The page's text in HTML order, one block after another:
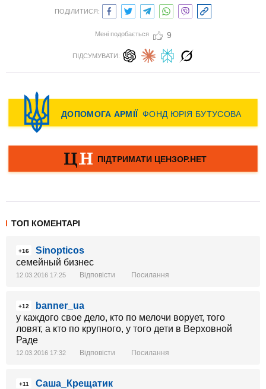
ПОДІЛИТИСЯ:
Мені подобається 9
ПІДСУМУВАТИ:
ТОП КОМЕНТАРІ
+16
Sinopticos
семейный бизнес
12.03.2016 17:25 Відповісти Посилання
+12
banner_ua
у каждого свое дело, кто по мелочи ворует, того
ловят, а кто по крупного, у того дети в Верховной
Раде
12.03.2016 17:32 Відповісти Посилання
+11
Саша_Крещатик